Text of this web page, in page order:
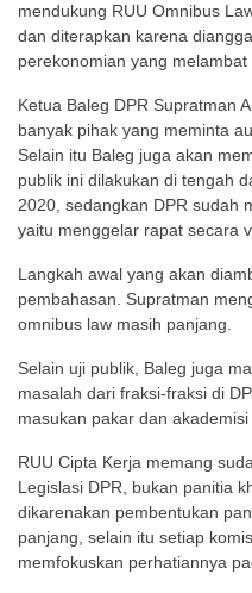
mendukung RUU Omnibus
dan diterapkan karena
perekonomian yang melambat
Ketua Baleg DPR Supratman
banyak pihak yang meminta
Selain itu Baleg juga akan
publik ini dilakukan di tengah
2020, sedangkan DPR sudah
yaitu menggelar rapat secara
Langkah awal yang akan
pembahasan. Supratman
omnibus law masih panjang.
Selain uji publik, Baleg juga
masalah dari fraksi-fraksi di
masukan pakar dan
RUU Cipta Kerja memang
Legislasi DPR, bukan panitia
dikarenakan pembentukan
panjang, selain itu setiap
memfokuskan perhatiannya